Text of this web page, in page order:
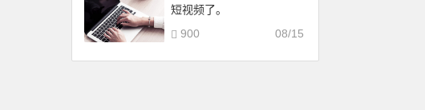
短视频了。
08/15
900